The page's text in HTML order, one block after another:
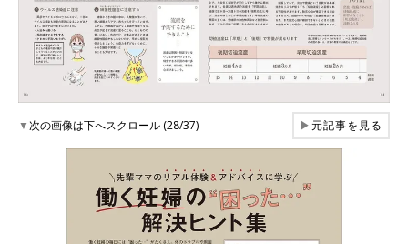
▼次の画像は下へスクロール (28/37) ▶元記事を見る